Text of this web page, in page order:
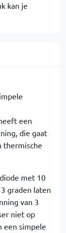
kan je
een
die gaat
thermische
met 10
graden laten
van 3
niet op
een simpele